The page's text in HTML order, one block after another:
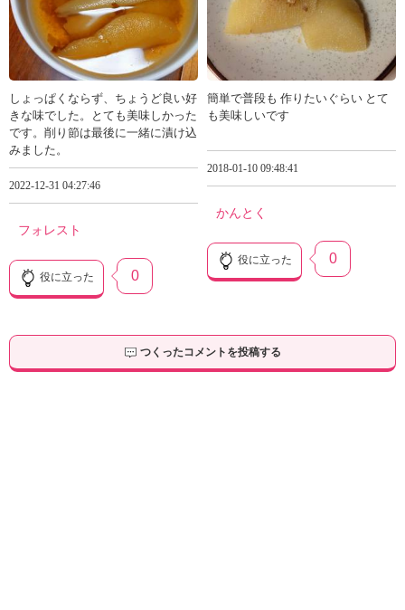
しょっぱくならず、ちょうど良い好
きな味でした。とても美味しかった
です。削り節は最後に一緒に漬け込
みました。
2022-12-31 04:27:46
フォレスト
役に立った 0
簡単で普段も 作りたいぐらい とて
も美味しいです
2018-01-10 09:48:41
かんとく
役に立った 0
つくったコメントを投稿する